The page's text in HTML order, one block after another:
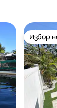
Избор
Избор